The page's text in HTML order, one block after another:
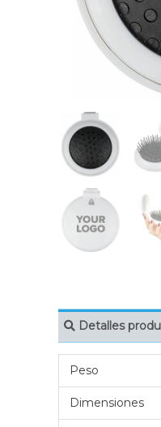
Detalles
Peso
Dimensiones